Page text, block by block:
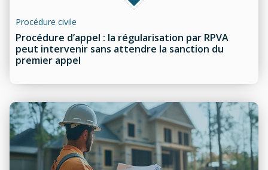
Procédure d’appel : la régularisation par RPVA
peut intervenir sans attendre la sanction du
premier appel
Procédure civile